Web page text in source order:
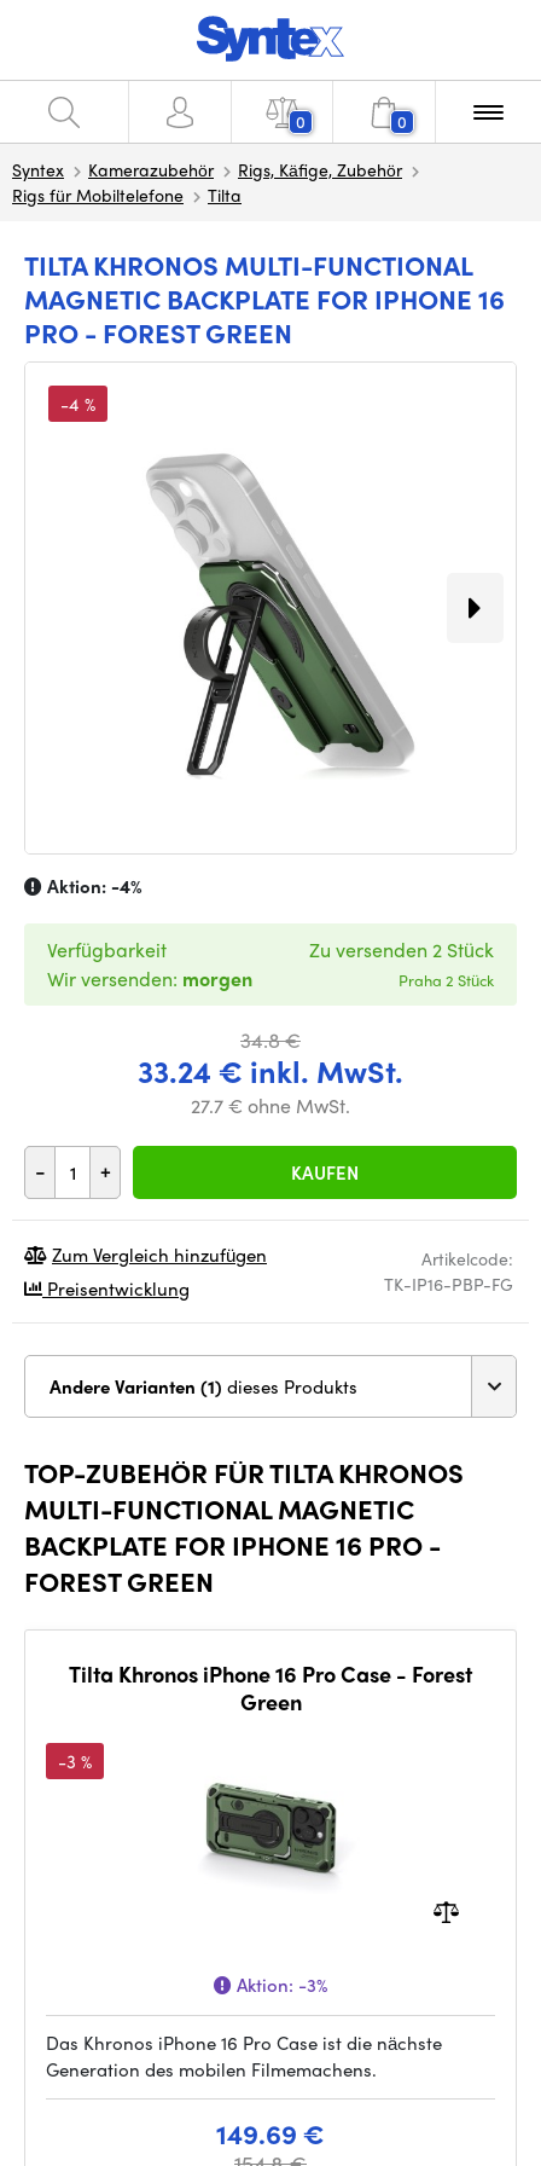
0 0
Syntex Kamerazubehör
Rigs, Käfige, Zubehör
Rigs für Mobiltelefone
Tilta
TILTA KHRONOS MULTI-FUNCTIONAL
MAGNETIC BACKPLATE FOR IPHONE 16
PRO - FOREST GREEN
-4 %
Aktion:-4%
34.8 €
33.24 € inkl. MwSt.
27.7 € ohne MwSt.
- + KAUFEN
Verfügbarkeit
Wir versenden: morgen
Zu versenden 2 Stück
Praha 2 Stück
Artikelcode:
TK-IP16-PBP-FG
Zum Vergleich hinzufügen
Preisentwicklung
Andere Varianten (1) dieses Produkts
TOP-ZUBEHÖR FÜR TILTA KHRONOS
MULTI-FUNCTIONAL MAGNETIC
BACKPLATE FOR IPHONE 16 PRO -
FOREST GREEN
Tilta Khronos iPhone 16 Pro Case - Forest
Green
-3 %
Aktion: -3%
Das Khronos iPhone 16 Pro Case ist die nächste
Generation des mobilen Filmemachens.
149.69 €